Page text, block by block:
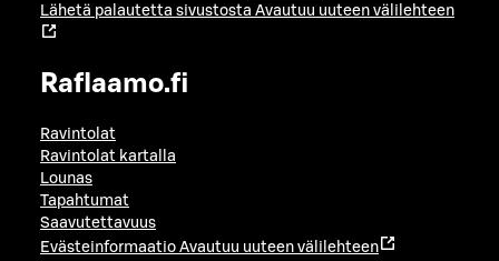
Lähetä palautetta sivustosta Avautuu uuteen välilehteen
Raflaamo.fi
Ravintolat
Ravintolat kartalla
Lounas
Tapahtumat
Saavutettavuus
Evästeinformaatio Avautuu uuteen välilehteen